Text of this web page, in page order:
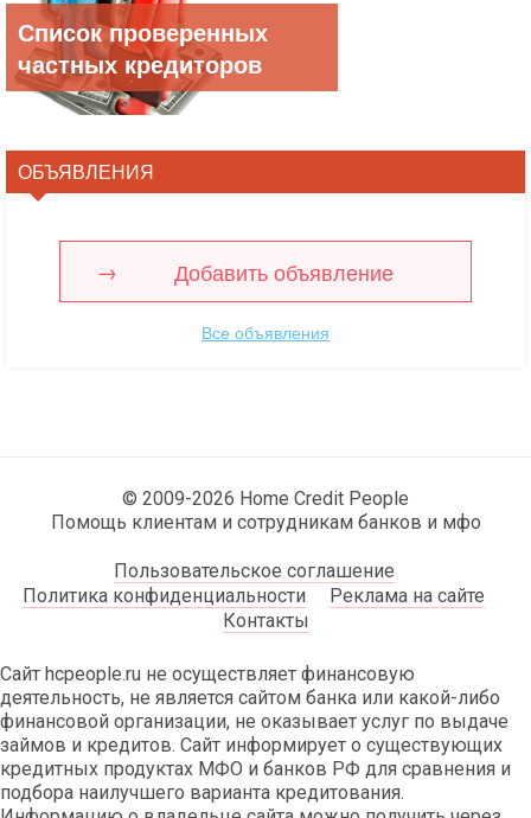
Список проверенных
частных кредиторов
ОБЪЯВЛЕНИЯ
Добавить объявление
Все объявления
© 2009-2026 Home Credit People
Помощь клиентам и сотрудникам банков и мфо
Пользовательское соглашение
Политика конфиденциальности
Реклама на сайте
Контакты
Сайт hcpeople.ru не осуществляет финансовую
деятельность, не является сайтом банка или какой-либо
финансовой организации, не оказывает услуг по выдаче
займов и кредитов. Сайт информирует о существующих
кредитных продуктах МФО и банков РФ для сравнения и
подбора наилучшего варианта кредитования.